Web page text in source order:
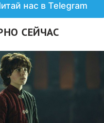
нас в Telegram
СЕЙЧАС